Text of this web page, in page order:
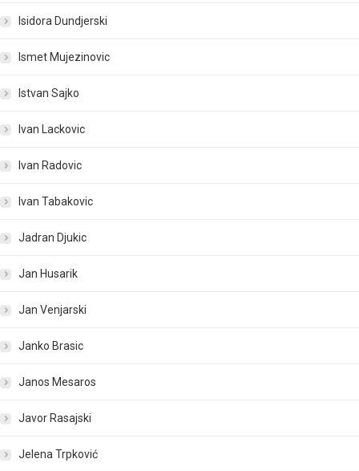
Isidora Dundjerski
Ismet Mujezinovic
Istvan Sajko
Ivan Lackovic
Ivan Radovic
Ivan Tabakovic
Jadran Djukic
Jan Husarik
Jan Venjarski
Janko Brasic
Janos Mesaros
Javor Rasajski
Jelena Trpković